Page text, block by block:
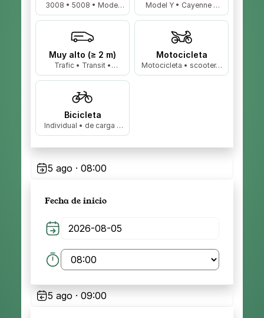
3008 • 5008 • Model
3…
Model Y • Cayenne •
X5…
Muy alto (≥ 2 m)
Trafic • Transit •
Master…
Motocicleta
Motocicleta • scooter…
Bicicleta
Individual • de carga •
biplaza…
5 ago · 08:00
Fecha de inicio
5 ago · 09:00